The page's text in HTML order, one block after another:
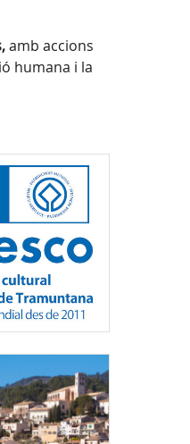
amb accions
humana i la